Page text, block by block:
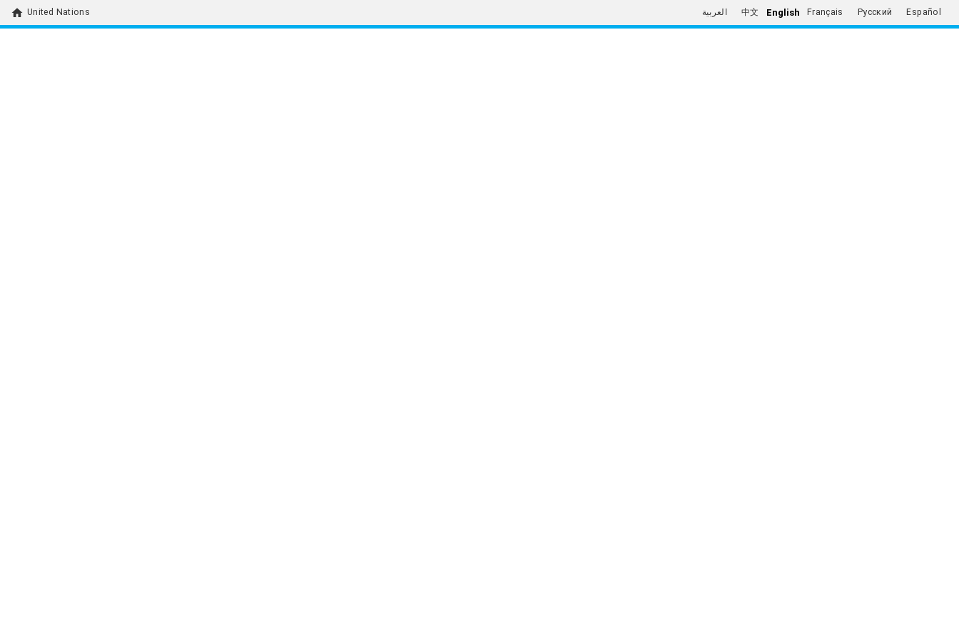
home United Nations العربية 中文 English Français Русский Español